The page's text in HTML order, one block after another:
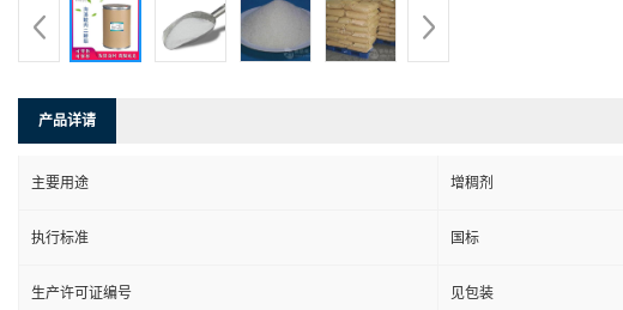
产品详请
主要用途 增稠剂
执行标准 国标
生产许可证编号 见包装